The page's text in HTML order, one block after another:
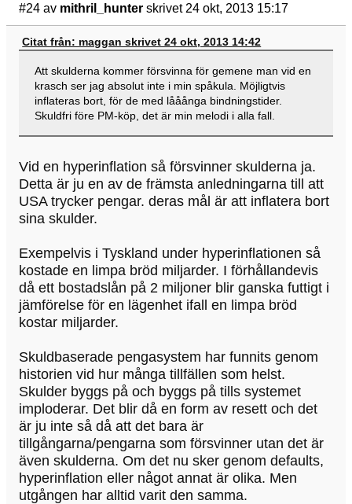
#24 av mithril_hunter skrivet 24 okt, 2013 15:17
Citat från: maggan skrivet 24 okt, 2013 14:42
Att skulderna kommer försvinna för gemene man vid en
krasch ser jag absolut inte i min spåkula. Möjligtvis
inflateras bort, för de med lååånga bindningstider.
Skuldfri före PM-köp, det är min melodi i alla fall.
Vid en hyperinflation så försvinner skulderna ja.
Detta är ju en av de främsta anledningarna till att
USA trycker pengar. deras mål är att inflatera bort
sina skulder.
Exempelvis i Tyskland under hyperinflationen så
kostade en limpa bröd miljarder. I förhållandevis
då ett bostadslån på 2 miljoner blir ganska futtigt i
jämförelse för en lägenhet ifall en limpa bröd
kostar miljarder.
Skuldbaserade pengasystem har funnits genom
historien vid hur många tillfällen som helst.
Skulder byggs på och byggs på tills systemet
imploderar. Det blir då en form av resett och det
är ju inte så då att det bara är
tillgångarna/pengarna som försvinner utan det är
även skulderna. Om det nu sker genom defaults,
hyperinflation eller något annat är olika. Men
utgången har alltid varit den samma.